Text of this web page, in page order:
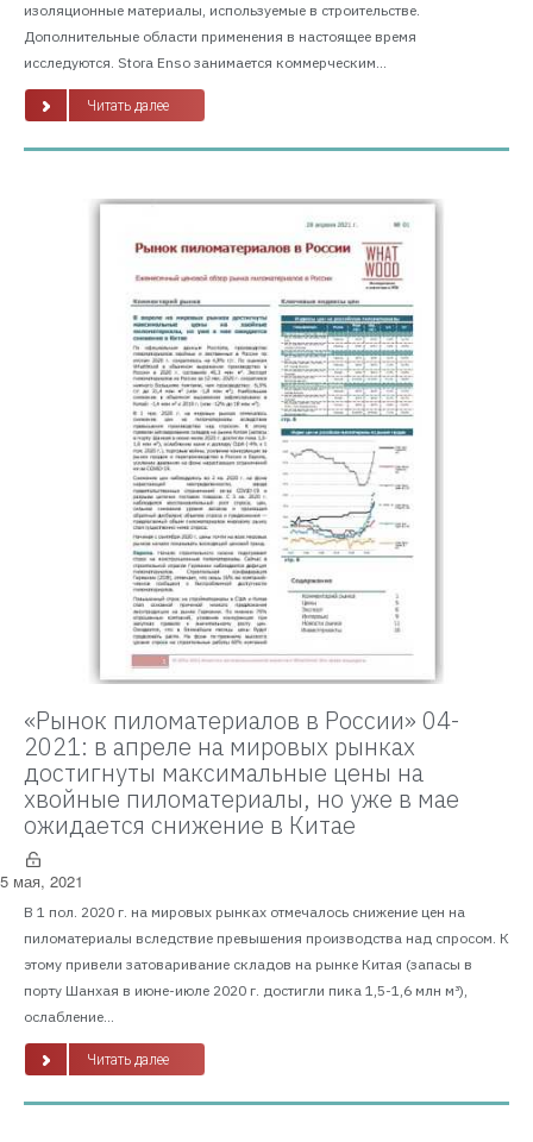
изоляционные материалы, используемые в строительстве.
Дополнительные области применения в настоящее время
исследуются. Stora Enso занимается коммерческим...
Читать далее
«Рынок пиломатериалов в России» 04-
2021: в апреле на мировых рынках
достигнуты максимальные цены на
хвойные пиломатериалы, но уже в мае
ожидается снижение в Китае
5 мая, 2021
В 1 пол. 2020 г. на мировых рынках отмечалось снижение цен на
пиломатериалы вследствие превышения производства над спросом. К
этому привели затоваривание складов на рынке Китая (запасы в
порту Шанхая в июне-июле 2020 г. достигли пика 1,5-1,6 млн м³),
ослабление...
Читать далее